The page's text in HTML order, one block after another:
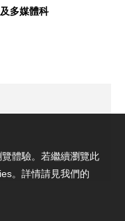
多媒體科
體驗。若繼續瀏覽此
。詳情請見我們的